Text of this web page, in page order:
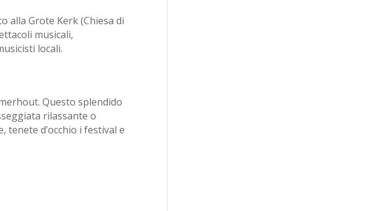
alla Grote Kerk (Chiesa di
musicali,
locali.
Questo splendido
rilassante o
tenete d’occhio i festival e